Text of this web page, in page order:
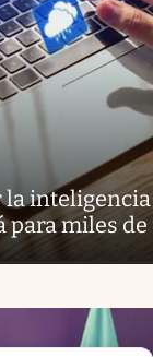
la inteligencia
miles de